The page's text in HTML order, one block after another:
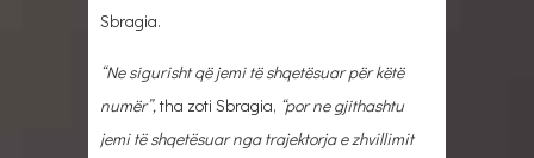
Sbragia.
“Ne sigurisht që jemi të shqetësuar për këtë
numër”,tha zoti Sbragia, “por ne gjithashtu
jemi të shqetësuar nga trajektorja e zhvillimit